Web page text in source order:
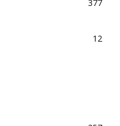
377
12